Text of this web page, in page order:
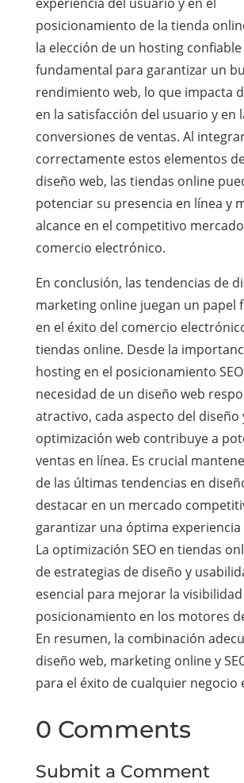
posicionamiento de la tienda
la elección de un hosting
fundamental para garantizar un
rendimiento web, lo que impacta
en la satisfacción del usuario y en
conversiones de ventas. Al
correctamente estos elementos
diseño web, las tiendas online
potenciar su presencia en línea y
alcance en el competitivo
comercio electrónico.
En conclusión, las tendencias de
marketing online juegan un papel
en el éxito del comercio
tiendas online. Desde la
hosting en el posicionamiento
necesidad de un diseño web
atractivo, cada aspecto del diseño
optimización web contribuye a
ventas en línea. Es crucial
de las últimas tendencias en
destacar en un mercado
garantizar una óptima
La optimización SEO en tiendas
de estrategias de diseño y
esencial para mejorar la visibilidad
posicionamiento en los motores
En resumen, la combinación
diseño web, marketing online y
para el éxito de cualquier negocio
0 Comments
Submit a Comment